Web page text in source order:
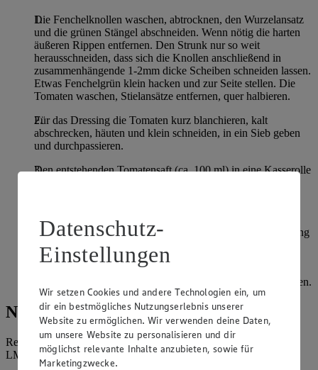
Die Fenchelknollen waschen, abtrocknen, den Wurzelansatz
und die grünen Stängel abschneiden. Wenn nötig die harten
äußeren Rippen entfernen. Den Strunk nur so weit
herausschneiden, dass sich die Knollen anschließend in
zusammenhängende 1-2mm dicke Scheiben schneiden lassen.
Etwas Fenchelgrün klein hacken und zur Seite stellen. Die
Tomaten waschen, Stielansätze entfernen, quer halbieren.
Für das Dressing die Tomaten kurz blanchieren, kalt
abschrecken, häuten und klein schneiden, in ein Sieb geben
und durchpassieren.
Den entstehenden Tomatensaft (ca. 100 ml) in eine Kasserolle
Die Zwiebel fein würfeln, Knoblauch, Ingwer und die
Petersilie fein hacken. Die restlichen Zutaten für das Dressing
zum Tomatensaft geben und alles miteinander verrühren.
Fenchel und Tomaten auf einer Platte anrichten, mit dem
Dressing beträufeln, mit Fenchelgrün bestreuen und servieren.
Nährwerte
Referenzmenge für einen durchschnittlichen Erwachsenen laut
LMIV (8.400 kJ/2.000 kcal).
Datenschutz-
Einstellungen
Wir setzen Cookies und andere Technologien ein, um
dir ein bestmögliches Nutzungserlebnis unserer
Website zu ermöglichen. Wir verwenden deine Daten,
um unsere Website zu personalisieren und dir
möglichst relevante Inhalte anzubieten, sowie für
Marketingzwecke.